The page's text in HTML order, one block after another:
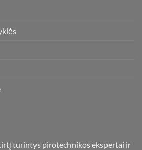
turintys pirotechnikos ekspertai ir